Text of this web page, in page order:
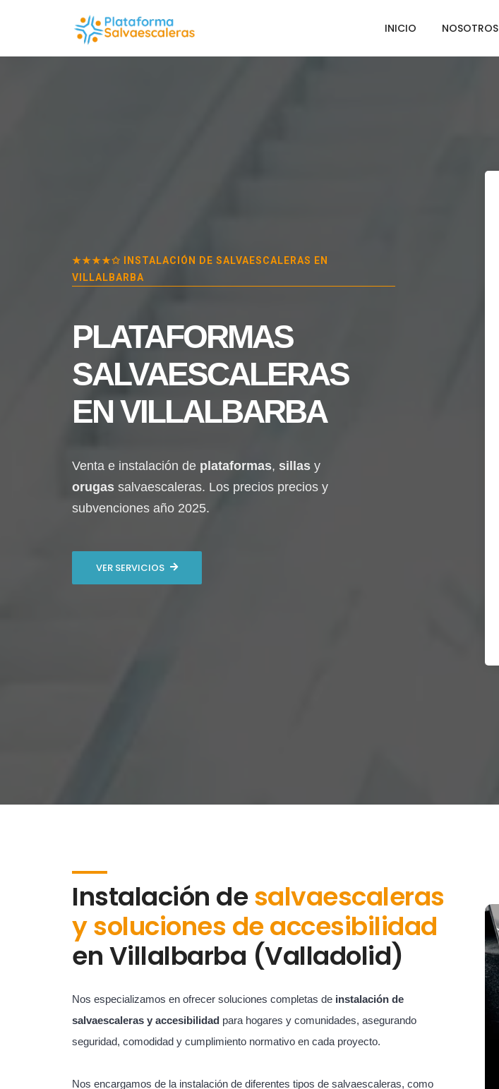
INICIO NOSOTROS
★★★★✩ INSTALACIÓN DE SALVAESCALERAS EN
VILLALBARBA
PLATAFORMAS
SALVAESCALERAS
ENVILLALBARBA
Venta e instalación de plataformas, sillas y
orugas salvaescaleras. Los precios precios y
subvenciones año 2025.
VER SERVICIOS
Instalación desalvaescaleras
y soluciones de accesibilidad
enVillalbarba (Valladolid)
Nos especializamos en ofrecer soluciones completas de instalación de
salvaescaleras y accesibilidad para hogares y comunidades, asegurando
seguridad, comodidad y cumplimiento normativo en cada proyecto.
Nos encargamos de la instalación de diferentes tipos de salvaescaleras, como